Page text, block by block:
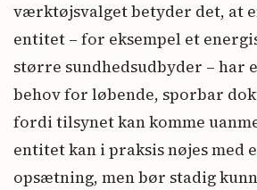
værktøjsvalget betyder det, at
entitet – for eksempel et
større sundhedsudbyder – har
behov for løbende, sporbar
fordi tilsynet kan komme
entitet kan i praksis nøjes med
opsætning, men bør stadig